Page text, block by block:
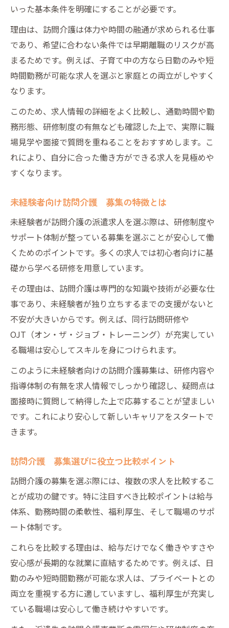
訪問介護 募集で初めての方が安心な理由
未経験者向け訪問介護 募集のポイント
訪問介護 募集で資格取得サポートを活用
未経験スタートの訪問介護 募集体験談
理想の働き方を叶える求人探しの方法
訪問介護 募集で叶うワークライフバラン
ス
行徳駅近くで訪問介護 募集を効率的に探
す
訪問介護 募集で自分に合う職場の見極め
方
ツ
いった基本条件を明確にすることが必要です。
理由は、訪問介護は体力や時間の融通が求められる仕事
であり、希望に合わない条件では早期離職のリスクが高
まるためです。例えば、子育て中の方なら日勤のみや短
時間勤務が可能な求人を選ぶと家庭との両立がしやすく
なります。
このため、求人情報の詳細をよく比較し、通勤時間や勤
務形態、研修制度の有無なども確認した上で、実際に職
場見学や面接で質問を重ねることをおすすめします。こ
れにより、自分に合った働き方ができる求人を見極めや
すくなります。
未経験者向け訪問介護 募集の特徴とは
未経験者が訪問介護の派遣求人を選ぶ際は、研修制度や
サポート体制が整っている募集を選ぶことが安心して働
くためのポイントです。多くの求人では初心者向けに基
礎から学べる研修を用意しています。
その理由は、訪問介護は専門的な知識や技術が必要な仕
事であり、未経験者が独り立ちするまでの支援がないと
不安が大きいからです。例えば、同行訪問研修や
OJT（オン・ザ・ジョブ・トレーニング）が充実してい
る職場は安心してスキルを身につけられます。
このように未経験者向けの訪問介護募集は、研修内容や
指導体制の有無を求人情報でしっかり確認し、疑問点は
面接時に質問して納得した上で応募することが望ましい
です。これにより安心して新しいキャリアをスタートで
きます。
訪問介護 募集選びに役立つ比較ポイント
訪問介護の募集を選ぶ際には、複数の求人を比較するこ
とが成功の鍵です。特に注目すべき比較ポイントは給与
体系、勤務時間の柔軟性、福利厚生、そして職場のサポ
ート体制です。
これらを比較する理由は、給与だけでなく働きやすさや
安心感が長期的な就業に直結するためです。例えば、日
勤のみや短時間勤務が可能な求人は、プライベートとの
両立を重視する方に適していますし、福利厚生が充実し
ている職場は安心して働き続けやすいです。